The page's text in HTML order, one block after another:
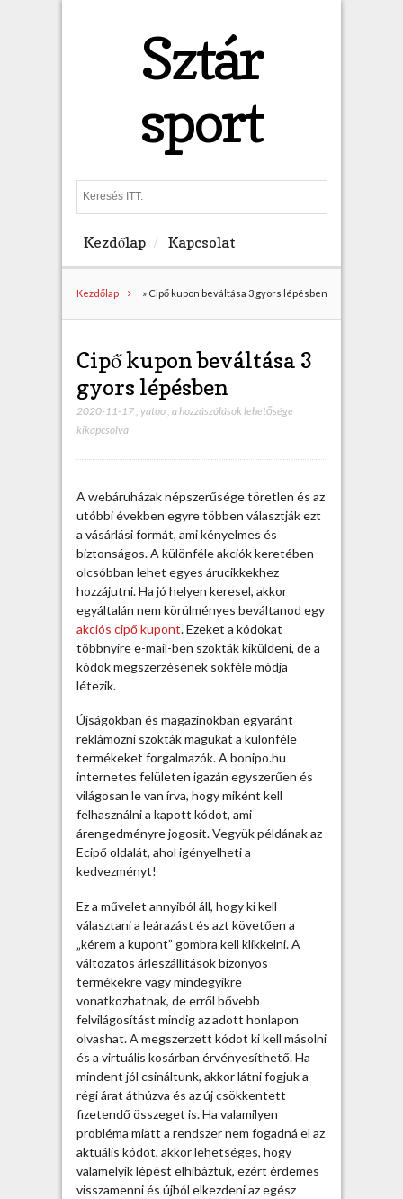
Sztár
sport
e
h
Kezdőlap Kapcsolat
Kezdőlap » Cipő kupon beváltása 3 gyors lépésben
Cipő kupon beváltása 3
gyors lépésben
2020-11-17, yatoo, C
u
p
o
n
b
e
v
á
l
t
a
3
s
p
é
s
b
e
n
b
e
j
e
g
y
z
é
h
a hozzászólások lehetősége
kikapcsolva
A webáruházak népszerűsége töretlen és az
utóbbi években egyre többen választják ezt
a vásárlási formát, ami kényelmes és
biztonságos. A különféle akciók keretében
olcsóbban lehet egyes árucikkekhez
hozzájutni. Ha jó helyen keresel, akkor
egyáltalán nem körülményes beváltanod egy
akciós cipő kupont. Ezeket a kódokat
többnyire e-mail-ben szokták kiküldeni, de a
kódok megszerzésének sokféle módja
létezik.
Újságokban és magazinokban egyaránt
reklámozni szokták magukat a különféle
termékeket forgalmazók. A bonipo.hu
internetes felületen igazán egyszerűen és
világosan le van írva, hogy miként kell
felhasználni a kapott kódot, ami
árengedményre jogosít. Vegyük példának az
Ecipő oldalát, ahol igényelheti a
kedvezményt!
Ez a művelet annyiból áll, hogy ki kell
választani a leárazást és azt követően a
„kérem a kupont” gombra kell klikkelni. A
változatos árleszállítások bizonyos
termékekre vagy mindegyikre
vonatkozhatnak, de erről bővebb
felvilágosítást mindig az adott honlapon
olvashat.A megszerzett kódot ki kell másolni
és a virtuális kosárban érvényesíthető. Ha
mindent jól csináltunk, akkor látni fogjuk a
régi árat áthúzva és az új csökkentett
fizetendő összeget is. Ha valamilyen
probléma miatt a rendszer nem fogadná el az
aktuális kódot, akkor lehetséges, hogy
valamelyik lépést elhibáztuk, ezért érdemes
visszamenni és újból elkezdeni az egész